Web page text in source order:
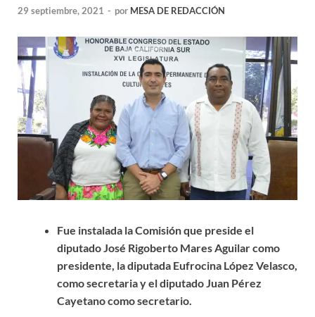
29 septiembre, 2021 - por MESA DE REDACCIÓN
Fue instalada la Comisión que preside el
diputado José Rigoberto Mares Aguilar como
presidente, la diputada Eufrocina López Velasco,
como secretaria y el diputado Juan Pérez
Cayetano como secretario.